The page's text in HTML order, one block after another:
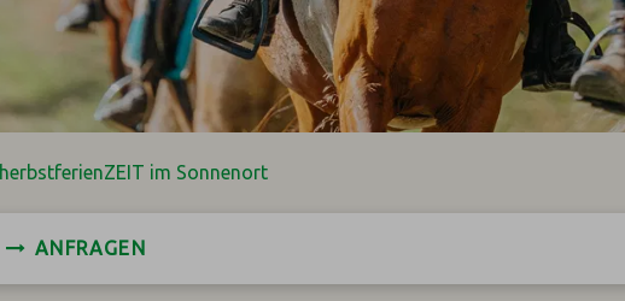
herbstferienZEIT im Sonnenort
ANFRAGEN